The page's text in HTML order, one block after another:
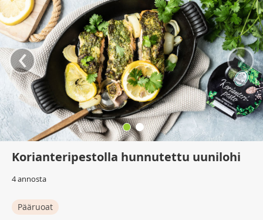
KOTIKOKIT
‹ ›
Korianteripestolla hunnutettu uunilohi
4 annosta
Pääruoat